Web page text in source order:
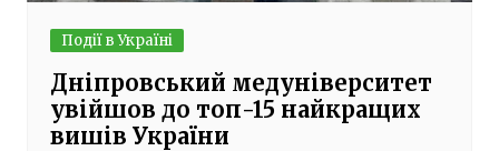
Події в Україні
Дніпровський медуніверситет
увійшов до топ-15 найкращих
вишів України